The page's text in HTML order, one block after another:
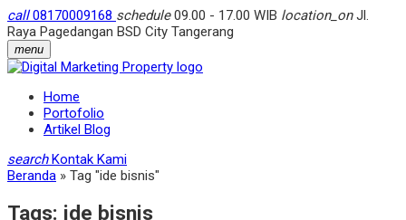
call08170009168 schedule09.00 - 17.00 WIB location_onJl.
Raya Pagedangan BSD City Tangerang
menu
Home
Portofolio
Artikel Blog
search Kontak Kami
Beranda » Tag "ide bisnis"
Tags: ide bisnis